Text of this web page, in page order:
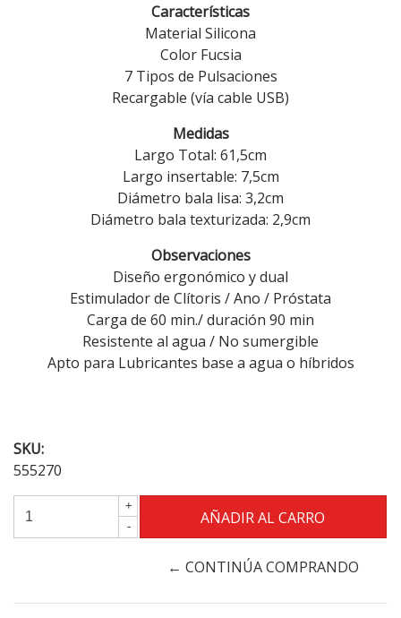
Características
Material Silicona
Color Fucsia
7 Tipos de Pulsaciones
Recargable (vía cable USB)
Medidas
Largo Total: 61,5cm
Largo insertable: 7,5cm
Diámetro bala lisa: 3,2cm
Diámetro bala texturizada: 2,9cm
Observaciones
Diseño ergonómico y dual
Estimulador de Clítoris / Ano / Próstata
Carga de 60 min./ duración 90 min
Resistente al agua / No sumergible
Apto para Lubricantes base a agua o híbridos
SKU:
555270
+
-
← CONTINÚA COMPRANDO